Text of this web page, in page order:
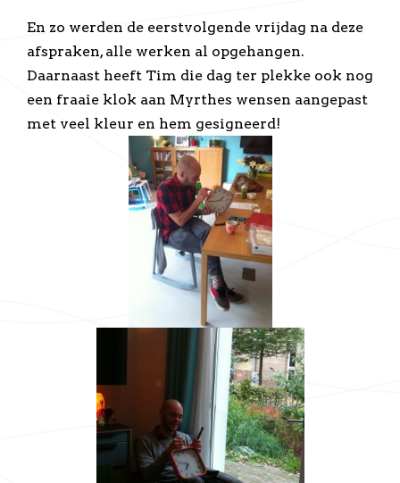
En zo werden de eerstvolgende vrijdag na deze
afspraken, alle werken al opgehangen.
Daarnaast heeft Tim die dag ter plekke ook nog
een fraaie klok aan Myrthes wensen aangepast
met veel kleur en hem gesigneerd!